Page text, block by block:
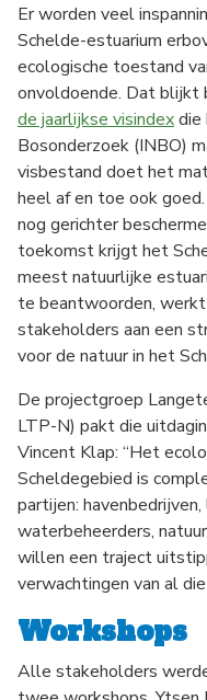
Er worden veel
Schelde-estuarium
ecologische toestand
onvoldoende. Dat blijkt
de jaarlijkse visindexdie
Bosonderzoek (INBO)
visbestand doet het
heel af en toe ook
nog gerichter
toekomst krijgt het
meest natuurlijke
te beantwoorden,
stakeholders aan een
voor de natuur in het
De projectgroep
LTP-N) pakt die
Vincent Klap: “Het
Scheldegebied is
partijen:
waterbeheerders,
willen een traject
verwachtingen van al
Workshops
Alle stakeholders